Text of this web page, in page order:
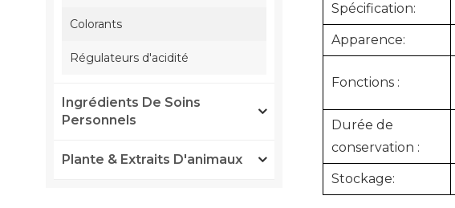
Spécification:
Apparence:
Fonctions :
Durée de
conservation :
Stockage:
Colorants
Régulateurs d'acidité
Ingrédients De Soins
Personnels
Plante & Extraits D'animaux